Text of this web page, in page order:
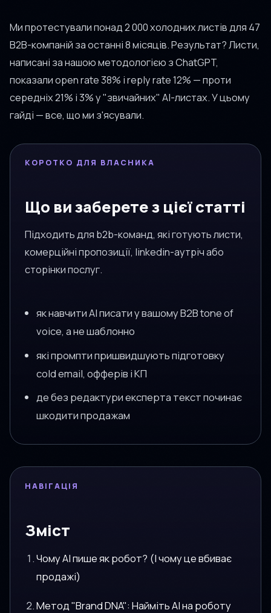
Ми протестували понад 2 000 холодних листів для 47
B2B-компаній за останні 8 місяців. Результат? Листи,
написані за нашою методологією з ChatGPT,
показали open rate 38% і reply rate 12% — проти
середніх 21% і 3% у "звичайних" AI-листах. У цьому
гайді — все, що ми з'ясували.
КОРОТКО ДЛЯ ВЛАСНИКА
Що ви заберете з цієї статті
Підходить для b2b-команд, які готують листи,
комерційні пропозиції, linkedin-аутріч або
сторінки послуг.
як навчити AI писати у вашому B2B tone of
voice, а не шаблонно
які промпти пришвидшують підготовку
cold email, офферів і КП
де без редактури експерта текст починає
шкодити продажам
НАВІГАЦІЯ
Зміст
Чому AI пише як робот? (І чому це вбиває
продажі)
Метод "Brand DNA": Найміть AI на роботу